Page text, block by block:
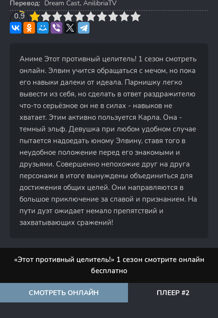
Перевод: Dream Cast, AnilibriaTV
0.9
4 6 7 8 9 10
Аниме Этот противный целитель! 1 сезон смотреть
онлайн. Элвин учится обращаться с мечом, но пока
его навыки далеки от идеала. Парнишку легко
вывести из себя, но сделать в ответ раздражителю
что-то серьёзное он не в силах - навыков не
хватает. Этим активно пользуется Карла. Она -
темный эльф. Девушка при любом удобном случае
пытается надоедать юному Элвину, ставя того в
неудобное положение перед его знакомыми и
друзьями. Совершенно непохожие друг на друга
персонажи в итоге вынуждены объединиться для
достижения общих целей. Они направляются в
большое приключение за славой и признанием. На
пути дуэт ожидает немало препятствий и
захватывающих сражений!
«Этот противный целитель!» 1 сезон смотрите онлайн
бесплатно
СМОТРЕТЬ ОНЛАЙН ПЛЕЕР #2